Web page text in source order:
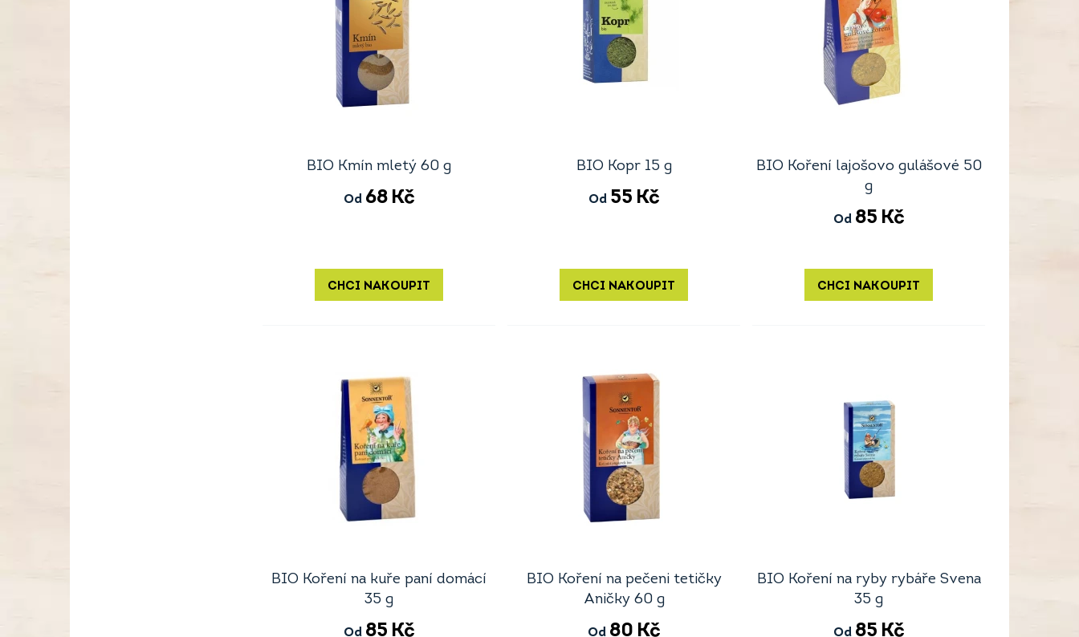
BIO Kmín mletý 60 g
Od 68 Kč
CHCI NAKOUPIT
BIO Kopr 15 g
Od 55 Kč
CHCI NAKOUPIT
BIO Koření lajošovo gulášové 50
g
Od 85 Kč
CHCI NAKOUPIT
BIO Koření na kuře paní domácí
35 g
Od 85 Kč
BIO Koření na pečeni tetičky
Aničky 60 g
Od 80 Kč
BIO Koření na ryby rybáře Svena
35 g
Od 85 Kč